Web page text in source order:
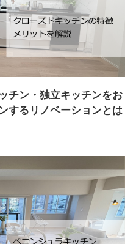
チン・独立キッチンをお
するリノベーションとは